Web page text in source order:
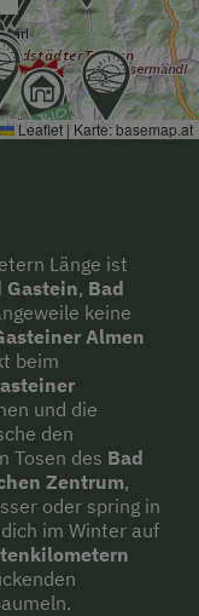
Leaflet | Karte:basemap.at
Länge ist
Gastein, Bad
keine
Almen
beim
und die
den
Tosen des Bad
Zentrum,
oder spring in
im Winter auf